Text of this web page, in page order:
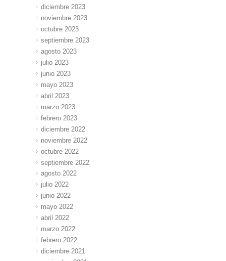
diciembre 2023
noviembre 2023
octubre 2023
septiembre 2023
agosto 2023
julio 2023
junio 2023
mayo 2023
abril 2023
marzo 2023
febrero 2023
diciembre 2022
noviembre 2022
octubre 2022
septiembre 2022
agosto 2022
julio 2022
junio 2022
mayo 2022
abril 2022
marzo 2022
febrero 2022
diciembre 2021